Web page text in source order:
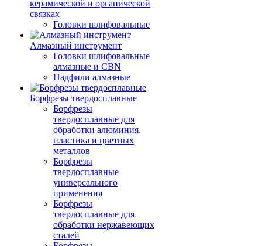
керамической и органической
связках
Головки шлифовальные
Алмазный инструмент
Головки шлифовальные
алмазные и CBN
Надфили алмазные
Борфрезы твердосплавные
Борфрезы
твердосплавные для
обработки алюминия,
пластика и цветных
металлов
Борфрезы
твердосплавные
универсального
применения
Борфрезы
твердосплавные для
обработки нержавеющих
сталей